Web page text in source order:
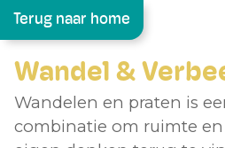
Terug naar home
Wandel &
Wandelen en praten is
combinatie om ruimte